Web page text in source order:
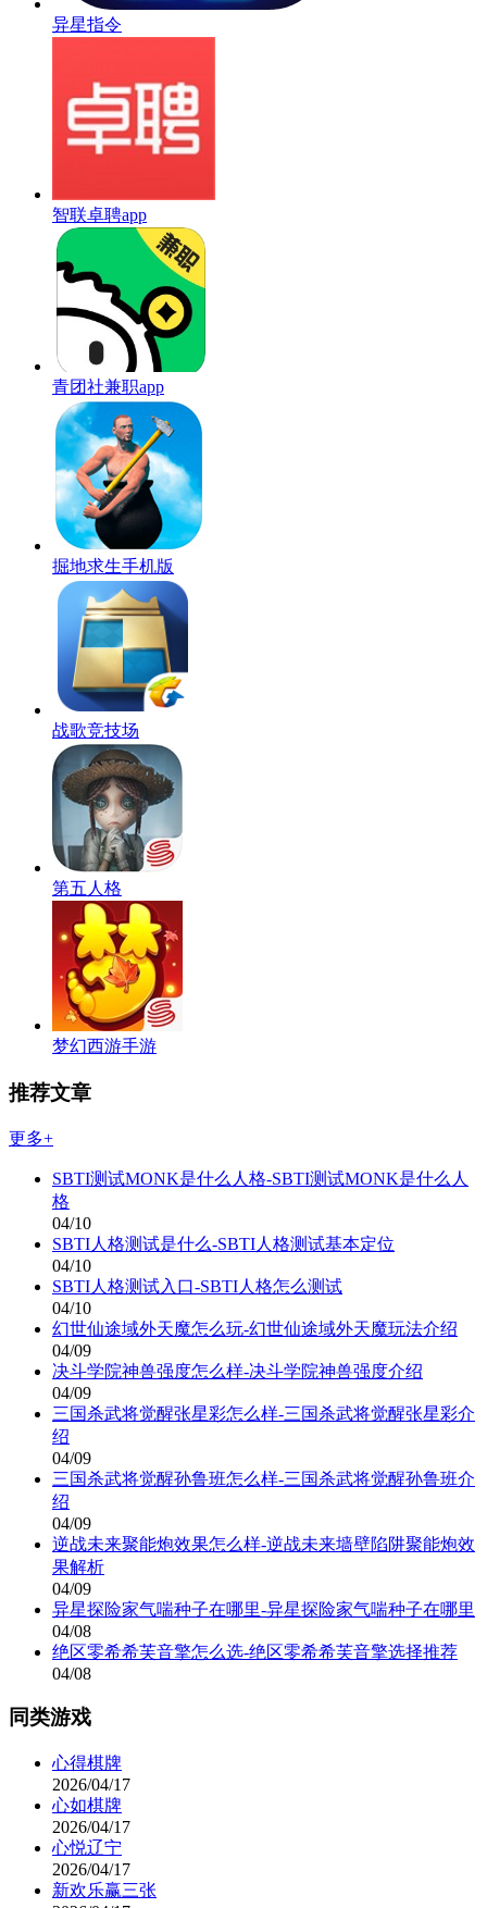
异星指令
智联卓聘app
青团社兼职app
掘地求生手机版
战歌竞技场
第五人格
梦幻西游手游
推荐文章
更多+
SBTI测试MONK是什么人格-SBTI测试MONK是什么人
格
04/10
SBTI人格测试是什么-SBTI人格测试基本定位
04/10
SBTI人格测试入口-SBTI人格怎么测试
04/10
幻世仙途域外天魔怎么玩-幻世仙途域外天魔玩法介绍
04/09
决斗学院神兽强度怎么样-决斗学院神兽强度介绍
04/09
三国杀武将觉醒张星彩怎么样-三国杀武将觉醒张星彩介
绍
04/09
三国杀武将觉醒孙鲁班怎么样-三国杀武将觉醒孙鲁班介
绍
04/09
逆战未来聚能炮效果怎么样-逆战未来墙壁陷阱聚能炮效
果解析
04/09
异星探险家气喘种子在哪里-异星探险家气喘种子在哪里
04/08
绝区零希希芙音擎怎么选-绝区零希希芙音擎选择推荐
04/08
同类游戏
心得棋牌
2026/04/17
心如棋牌
2026/04/17
心悦辽宁
2026/04/17
新欢乐赢三张